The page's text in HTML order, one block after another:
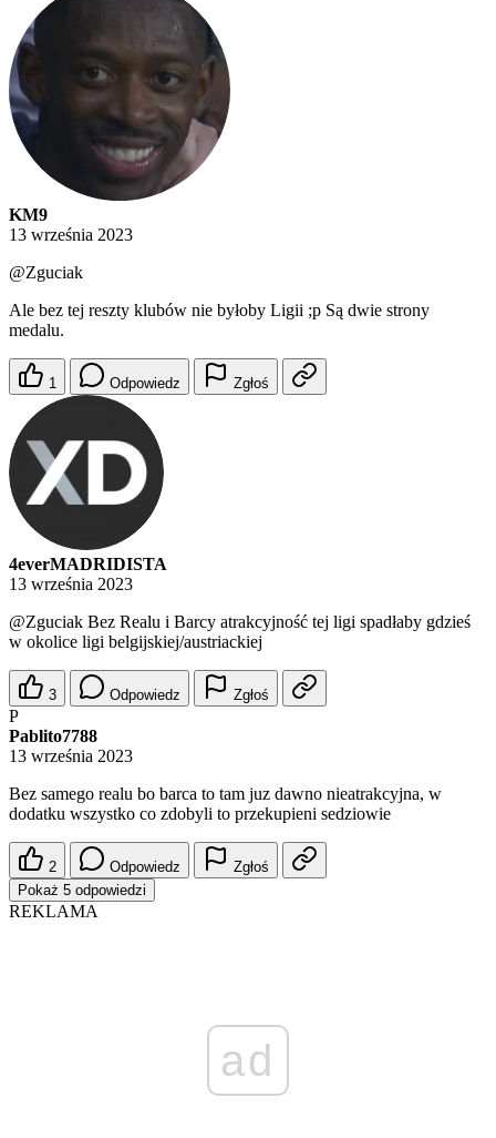
KM9
13 września 2023
@Zguciak
Ale bez tej reszty klubów nie byłoby Ligii ;p Są dwie strony
medalu.
1 Odpowiedz Zgłoś
4everMADRIDISTA
13 września 2023
@Zguciak Bez Realu i Barcy atrakcyjność tej ligi spadłaby gdzieś
w okolice ligi belgijskiej/austriackiej
3 Odpowiedz Zgłoś
P
Pablito7788
13 września 2023
Bez samego realu bo barca to tam juz dawno nieatrakcyjna, w
dodatku wszystko co zdobyli to przekupieni sedziowie
2 Odpowiedz
Zgłoś
Pokaż 5 odpowiedzi
REKLAMA
ad